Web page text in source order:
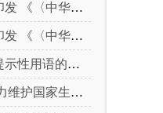
题 执法指南（二）》的通知
题 执法指南（一）》的通知
合规风险提示
污染刑事案件适用法律若干问题的解释〉的决定》